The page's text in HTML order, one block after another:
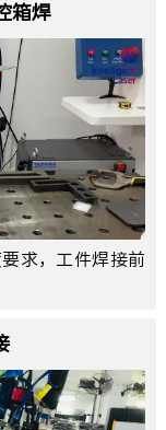
箱焊
求，工件焊接前